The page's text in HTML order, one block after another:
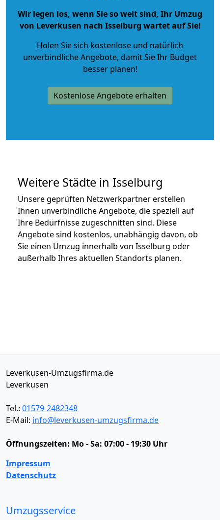
Wir legen los, wenn Sie so weit sind, Ihr Umzug
von Leverkusen nach Isselburg wartet auf Sie!
Holen Sie sich kostenlose und natürlich
unverbindliche Angebote, damit Sie Ihr Budget
besser planen!
Kostenlose Angebote erhalten
Weitere Städte in Isselburg
Unsere geprüften Netzwerkpartner erstellen
Ihnen unverbindliche Angebote, die speziell auf
Ihre Bedürfnisse zugeschnitten sind. Diese
Angebote sind kostenlos, unabhängig davon, ob
Sie einen Umzug innerhalb von Isselburg oder
außerhalb Ihres aktuellen Standorts planen.
Leverkusen-Umzugsfirma.de
Leverkusen
Tel.: 01579-2482348
E-Mail: info@leverkusen-umzugsfirma.de
Öffnungszeiten: Mo - Sa: 07:00 - 19:30 Uhr
Impressum
Datenschutz
Umzugsservice